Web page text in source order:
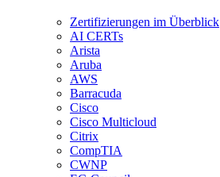
Zertifizierungen im Überblick
AI CERTs
Arista
Aruba
AWS
Barracuda
Cisco
Cisco Multicloud
Citrix
CompTIA
CWNP